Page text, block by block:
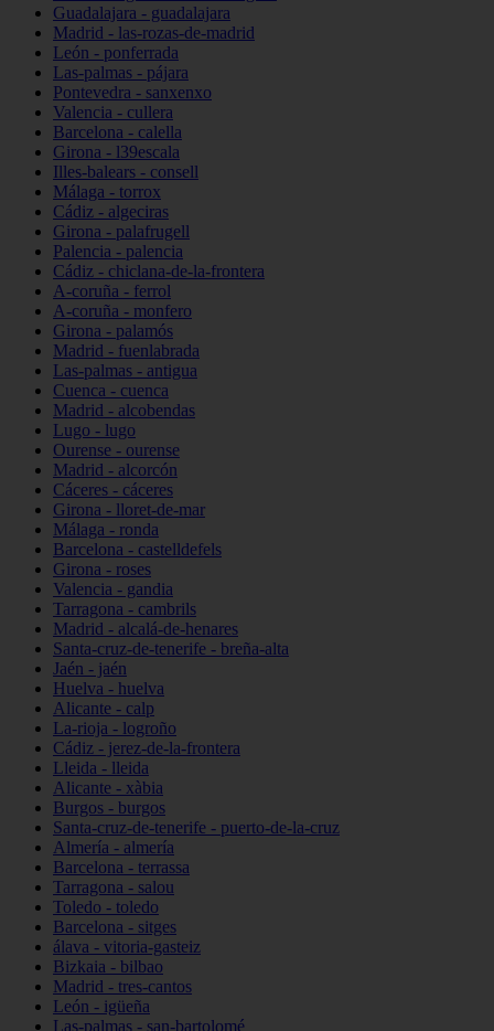
Guadalajara - guadalajara
Madrid - las-rozas-de-madrid
León - ponferrada
Las-palmas - pájara
Pontevedra - sanxenxo
Valencia - cullera
Barcelona - calella
Girona - l39escala
Illes-balears - consell
Málaga - torrox
Cádiz - algeciras
Girona - palafrugell
Palencia - palencia
Cádiz - chiclana-de-la-frontera
A-coruña - ferrol
A-coruña - monfero
Girona - palamós
Madrid - fuenlabrada
Las-palmas - antigua
Cuenca - cuenca
Madrid - alcobendas
Lugo - lugo
Ourense - ourense
Madrid - alcorcón
Cáceres - cáceres
Girona - lloret-de-mar
Málaga - ronda
Barcelona - castelldefels
Girona - roses
Valencia - gandia
Tarragona - cambrils
Madrid - alcalá-de-henares
Santa-cruz-de-tenerife - breña-alta
Jaén - jaén
Huelva - huelva
Alicante - calp
La-rioja - logroño
Cádiz - jerez-de-la-frontera
Lleida - lleida
Alicante - xàbia
Burgos - burgos
Santa-cruz-de-tenerife - puerto-de-la-cruz
Almería - almería
Barcelona - terrassa
Tarragona - salou
Toledo - toledo
Barcelona - sitges
álava - vitoria-gasteiz
Bizkaia - bilbao
Madrid - tres-cantos
León - igüeña
Las-palmas - san-bartolomé